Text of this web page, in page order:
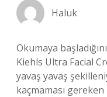
Haluk
Okumaya
Kiehls Ultra Facial
yavaş yavaş
kaçmaması gereken